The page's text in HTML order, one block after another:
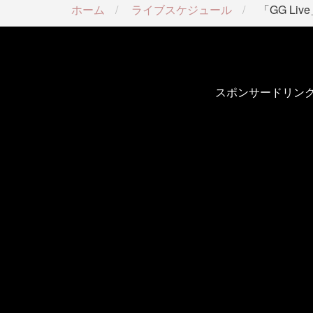
ホーム ライブスケジュール 「GG
スポンサードリン